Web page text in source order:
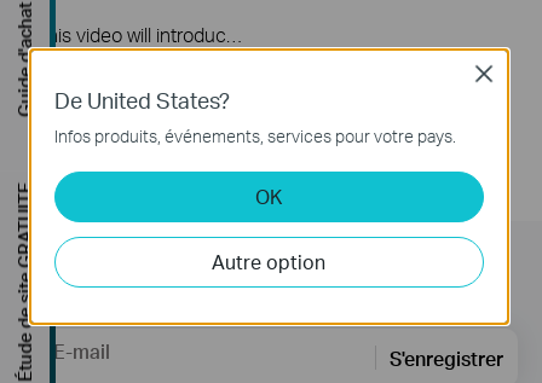
Subscription
E-mail S'enregistrer
De United States?
Infos produits, événements, services pour votre pays.
OK
Autre option
Close
Guide d'achat
Étude de site GRATUITE